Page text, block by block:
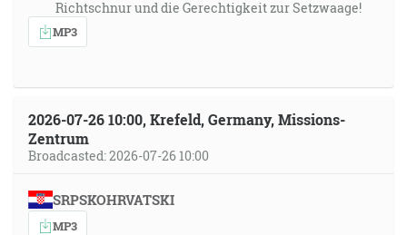
Richtschnur und die Gerechtigkeit zur Setzwaage!
MP3
2026-07-26 10:00, Krefeld, Germany, Missions-
Zentrum
Broadcasted: 2026-07-26 10:00
SRPSKOHRVATSKI
MP3